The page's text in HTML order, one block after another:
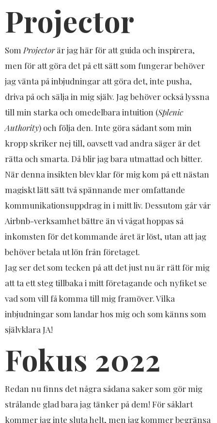
Projector
Som Projectorär jag här för att guida och inspirera,
men för att göra det på ett sätt som fungerar behöver
jag vänta på inbjudningar att göra det, inte pusha,
driva på och sälja in mig själv. Jag behöver också lyssna
till min starka och omedelbara intuition (Splenic
Authority) och följa den. Inte göra sådant som min
kropp skriker nej till, oavsett vad andra säger är det
rätta och smarta. Då blir jag bara utmattad och bitter.
När denna insikten blev klar för mig kom på ett nästan
magiskt lätt sätt två spännande mer omfattande
kommunikationsuppdrag in i mitt liv. Dessutom går vår
Airbnb-verksamhet bättre än vi vågat hoppas så
inkomsten för det kommande året är löst, utan att jag
behöver betala ut lön från företaget.
Jag ser det som tecken på att det just nu är rätt för mig
att ta ett steg tillbaka i mitt företagande och nyfiket se
vad som vill få komma till mig framöver. Vilka
inbjudningar som landar hos mig och som känns som
självklara JA!
Fokus 2022
Redan nu finns det några sådana saker som gör mig
strålande glad bara jag tänker på dem! För såklart
kommer jag inte sluta helt, men jag kommer begränsa